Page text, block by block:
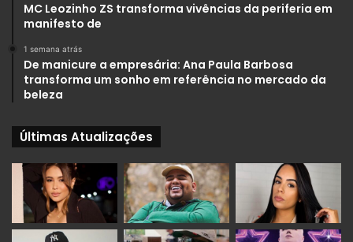
MC Leozinho ZS transforma vivências da periferia em
manifesto de
1 semana atrás
De manicure a empresária: Ana Paula Barbosa
transforma um sonho em referência no mercado da
beleza
Últimas Atualizações